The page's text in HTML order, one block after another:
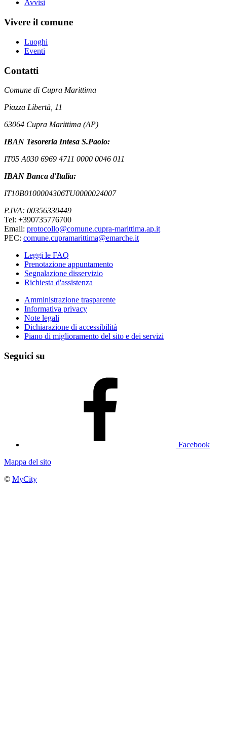
Avvisi
Vivere il comune
Luoghi
Eventi
Contatti
Comune di Cupra Marittima
Piazza Libertà, 11
63064 Cupra Marittima (AP)
IBAN Tesoreria Intesa S.Paolo:
IT05 A030 6969 4711 0000 0046 011
IBAN Banca d'Italia:
IT10B0100004306TU0000024007
P.IVA: 00356330449
Tel: +390735776700
Email: protocollo@comune.cupra-marittima.ap.it
PEC: comune.cupramarittima@emarche.it
Leggi le FAQ
Prenotazione appuntamento
Segnalazione disservizio
Richiesta d'assistenza
Amministrazione trasparente
Informativa privacy
Note legali
Dichiarazione di accessibilità
Piano di miglioramento del sito e dei servizi
Seguici su
Facebook
Mappa del sito
© MyCity